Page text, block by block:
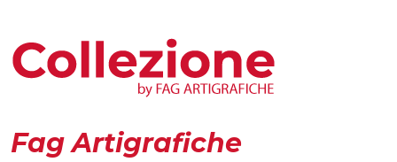
Fag Artigrafiche